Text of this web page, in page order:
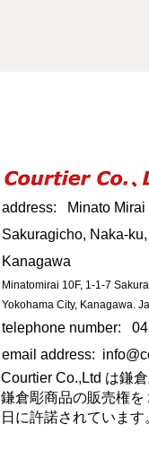
address: Minato Mirai
Sakuragicho, Naka-
Kanagawa
Minatomirai 10F, 1-1-7
Yokohama City, Kanagawa.
telephone number:
email address:
Courtier Co.,Ltd は鎌
鎌倉彫商品の販売権を
日に許諾されています